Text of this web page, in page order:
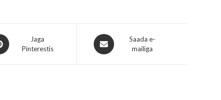
Jaga
Pinterestis
Saada e-
mailiga